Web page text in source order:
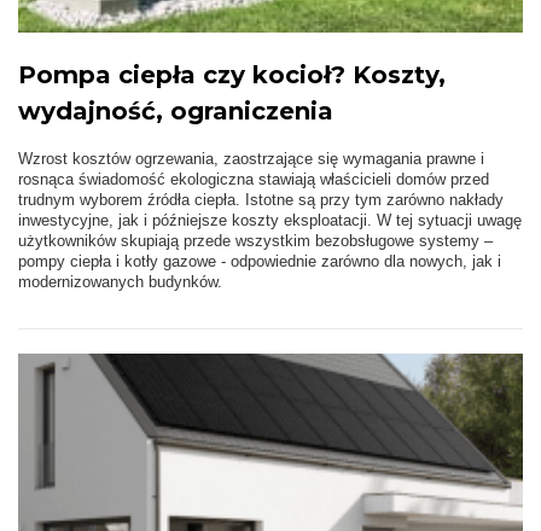
Pompa ciepła czy kocioł? Koszty,
wydajność, ograniczenia
Wzrost kosztów ogrzewania, zaostrzające się wymagania prawne i
rosnąca świadomość ekologiczna stawiają właścicieli domów przed
trudnym wyborem źródła ciepła. Istotne są przy tym zarówno nakłady
inwestycyjne, jak i późniejsze koszty eksploatacji. W tej sytuacji uwagę
użytkowników skupiają przede wszystkim bezobsługowe systemy –
pompy ciepła i kotły gazowe - odpowiednie zarówno dla nowych, jak i
modernizowanych budynków.